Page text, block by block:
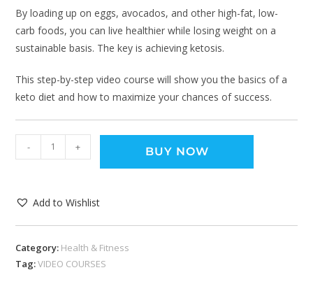
By loading up on eggs, avocados, and other high-fat, low-
carb foods, you can live healthier while losing weight on a
sustainable basis. The key is achieving ketosis.
This step-by-step video course will show you the basics of a
keto diet and how to maximize your chances of success.
- + BUY NOW
Add to Wishlist
Category: Health & Fitness
Tag:VIDEO COURSES